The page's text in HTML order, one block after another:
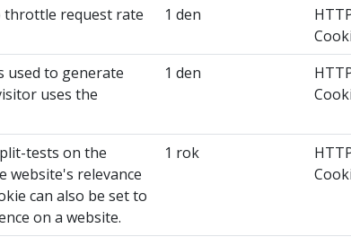
throttle request rate 1 den
used to generate
uses the
1 den
tests on the
website's relevance
can also be set to
on a website.
1 rok